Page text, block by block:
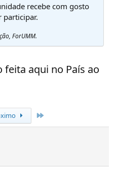
recebe com gosto
participar.
ForUMM.
aqui no País ao